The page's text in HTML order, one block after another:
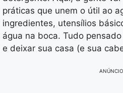
práticas que unem o útil ao
ingredientes, utensílios
água na boca. Tudo
e deixar sua casa (e sua